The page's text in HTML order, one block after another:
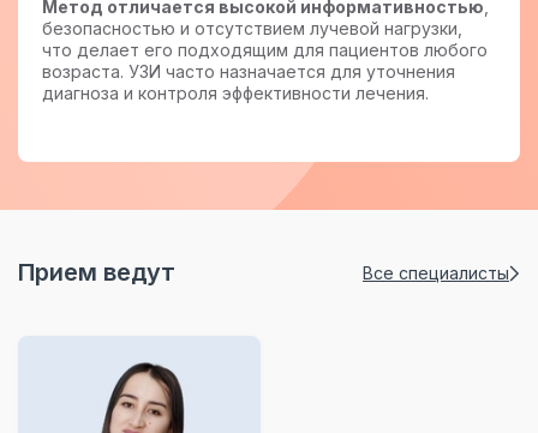
Метод отличается высокой информативностью
безопасностью и отсутствием лучевой нагрузки,
что делает его подходящим для пациентов любого
возраста. УЗИ часто назначается для уточнения
диагноза и контроля эффективности лечения.
Прием ведут Все специалисты